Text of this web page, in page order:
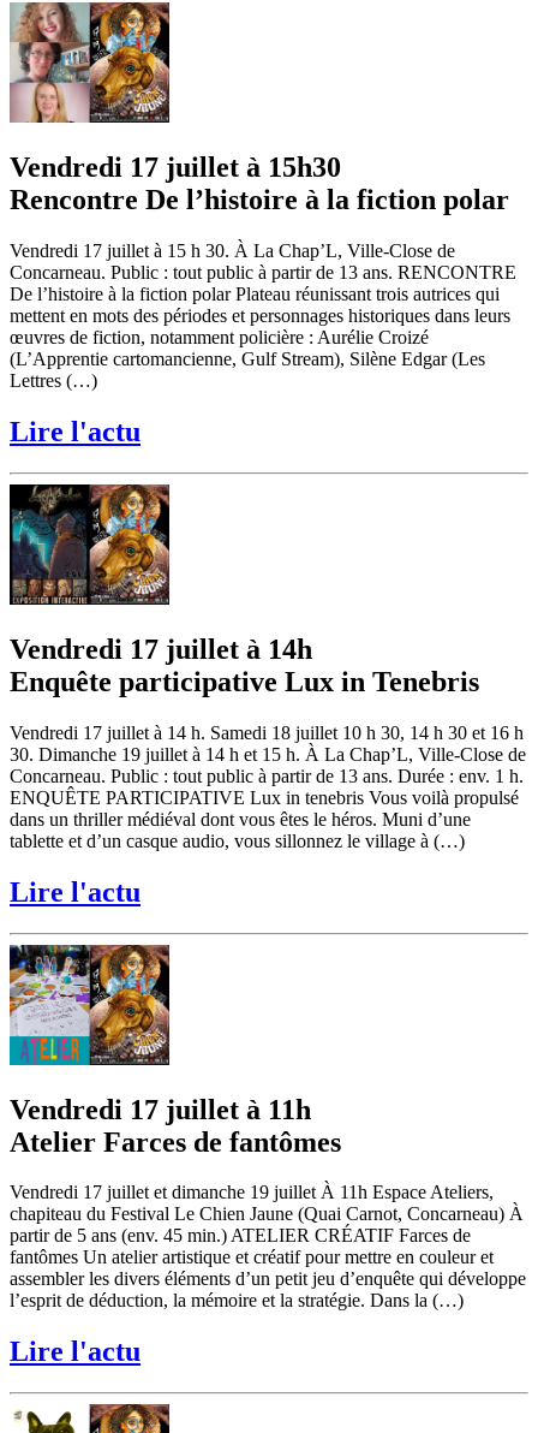
Vendredi 17 juillet à 15h30
Rencontre De l’histoire à la fiction polar
Vendredi 17 juillet à 15 h 30. À La Chap’L, Ville-Close de
Concarneau. Public : tout public à partir de 13 ans. RENCONTRE
De l’histoire à la fiction polar Plateau réunissant trois autrices qui
mettent en mots des périodes et personnages historiques dans leurs
œuvres de fiction, notamment policière : Aurélie Croizé
(L’Apprentie cartomancienne, Gulf Stream), Silène Edgar (Les
Lettres (…)
Lire l'actu
Vendredi 17 juillet à 14h
Enquête participative Lux in Tenebris
Vendredi 17 juillet à 14 h. Samedi 18 juillet 10 h 30, 14 h 30 et 16 h
30. Dimanche 19 juillet à 14 h et 15 h. À La Chap’L, Ville-Close de
Concarneau. Public : tout public à partir de 13 ans. Durée : env. 1 h.
ENQUÊTE PARTICIPATIVE Lux in tenebris Vous voilà propulsé
dans un thriller médiéval dont vous êtes le héros. Muni d’une
tablette et d’un casque audio, vous sillonnez le village à (…)
Lire l'actu
Vendredi 17 juillet à 11h
Atelier Farces de fantômes
Vendredi 17 juillet et dimanche 19 juillet À 11h Espace Ateliers,
chapiteau du Festival Le Chien Jaune (Quai Carnot, Concarneau) À
partir de 5 ans (env. 45 min.) ATELIER CRÉATIF Farces de
fantômes Un atelier artistique et créatif pour mettre en couleur et
assembler les divers éléments d’un petit jeu d’enquête qui développe
l’esprit de déduction, la mémoire et la stratégie. Dans la (…)
Lire l'actu